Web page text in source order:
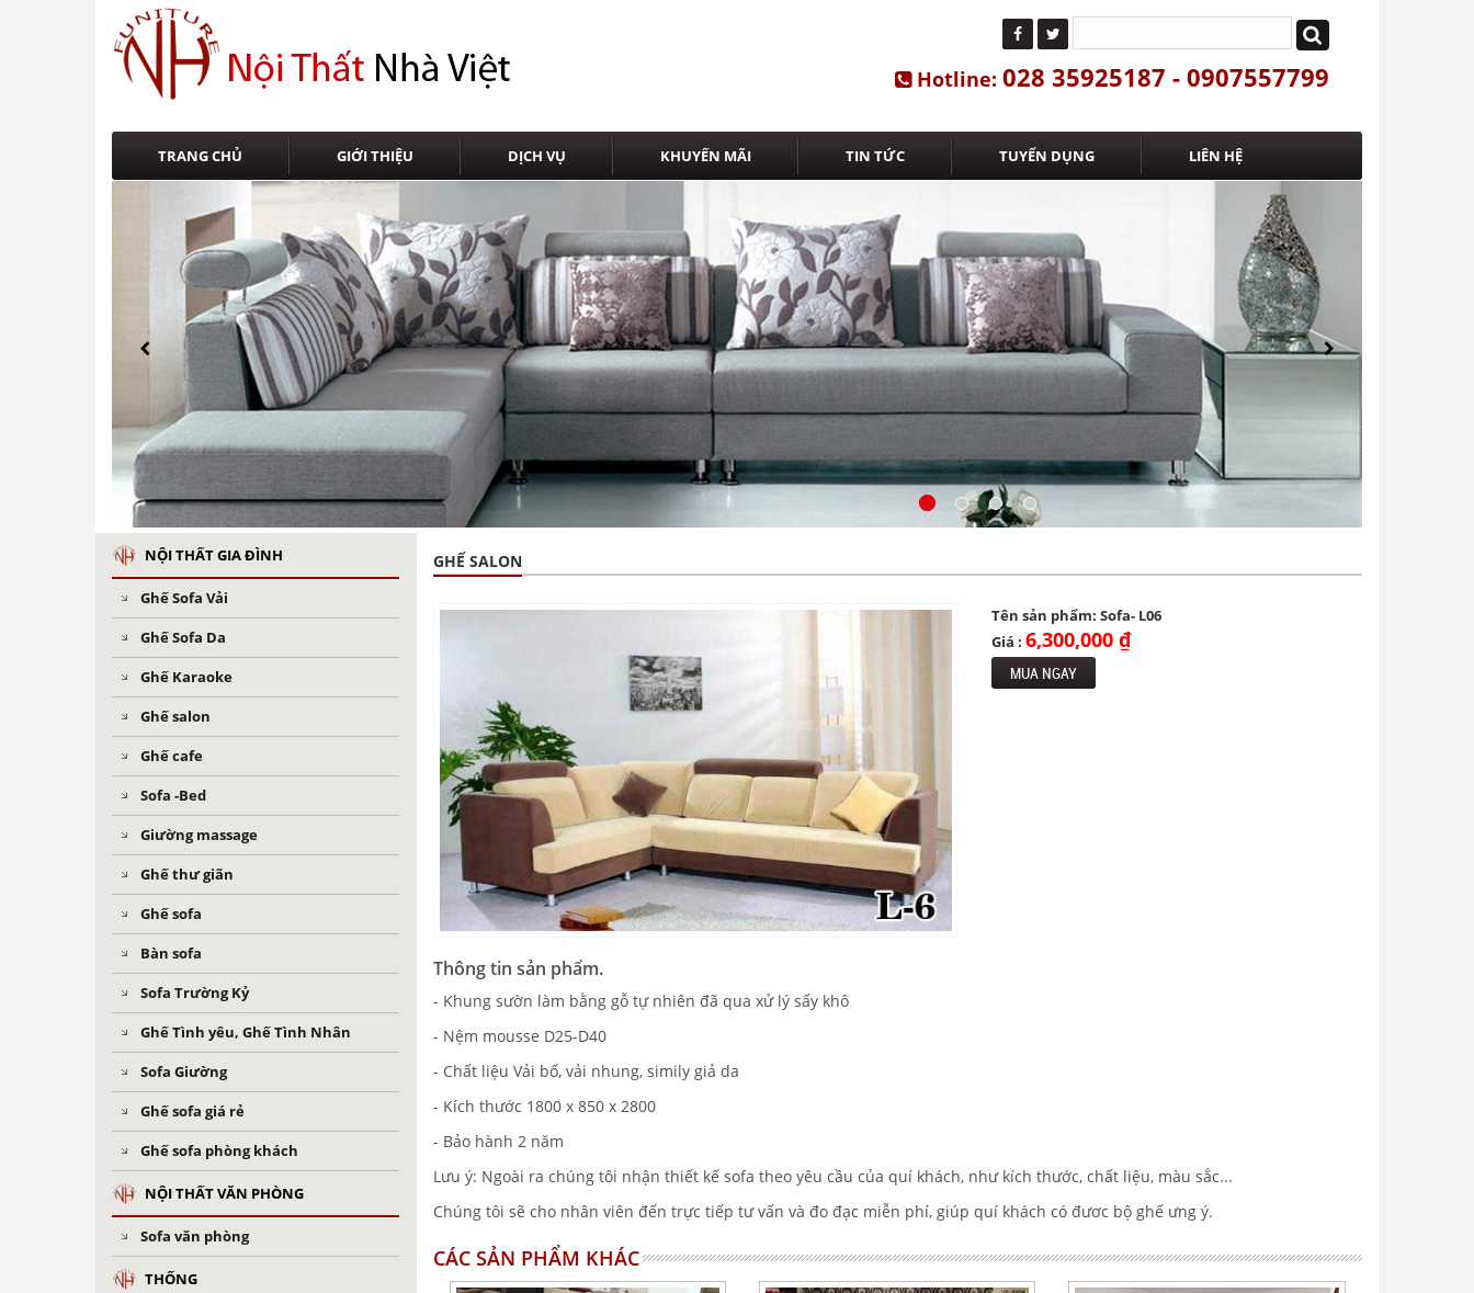
Hotline: 028 35925187 - 0907557799
TRANG CHỦ GIỚI THIỆU DỊCH VỤ KHUYẾN MÃI TIN TỨC TUYỂN DỤNG LIÊN HỆ
NỘI THẤT GIA ĐÌNH
Ghế Sofa Vải
Ghế Sofa Da
Ghế Karaoke
Ghế salon
Ghế cafe
Sofa -Bed
Giường massage
Ghế thư giãn
Ghế sofa
Bàn sofa
Sofa Trường Kỷ
Ghế Tình yêu, Ghế Tình Nhân
Sofa Giường
Ghế sofa giá rẻ
Ghế sofa phòng khách
NỘI THẤT VĂN PHÒNG
Sofa văn phòng
THỐNG
GHẾ SALON
Tên sản phẩm: Sofa- L06
Giá : 6,300,000 ₫
MUA NGAY
Thông tin sản phẩm.
- Khung sườn làm bằng gỗ tự nhiên đã qua xử lý sấy khô
- Nệm mousse D25-D40
- Chất liệu Vải bố, vải nhung, simily giả da
- Kích thước 1800 x 850 x 2800
- Bảo hành 2 năm
Lưu ý: Ngoài ra chúng tôi nhận thiết kế sofa theo yêu cầu của quí khách, như kích thước, chất liệu, màu sắc...
Chúng tôi sẽ cho nhân viên đến trực tiếp tư vấn và đo đạc miễn phí, giúp quí khách có đươc bộ ghế ưng ý.
CÁC SẢN PHẨM KHÁC